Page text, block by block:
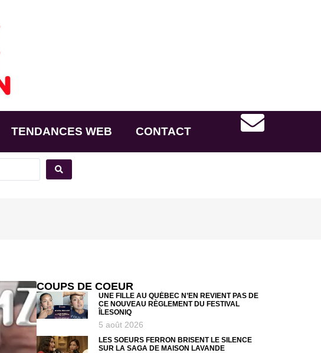
TENDANCES WEB CONTACT
COUPS DE COEUR
UNE FILLE AU QUÉBEC N’EN REVIENT PAS DE
CE NOUVEAU RÈGLEMENT DU FESTIVAL
ÎLESONIQ
5 août 2026
LES SOEURS FERRON BRISENT LE SILENCE
SUR LA SAGA DE MAISON LAVANDE